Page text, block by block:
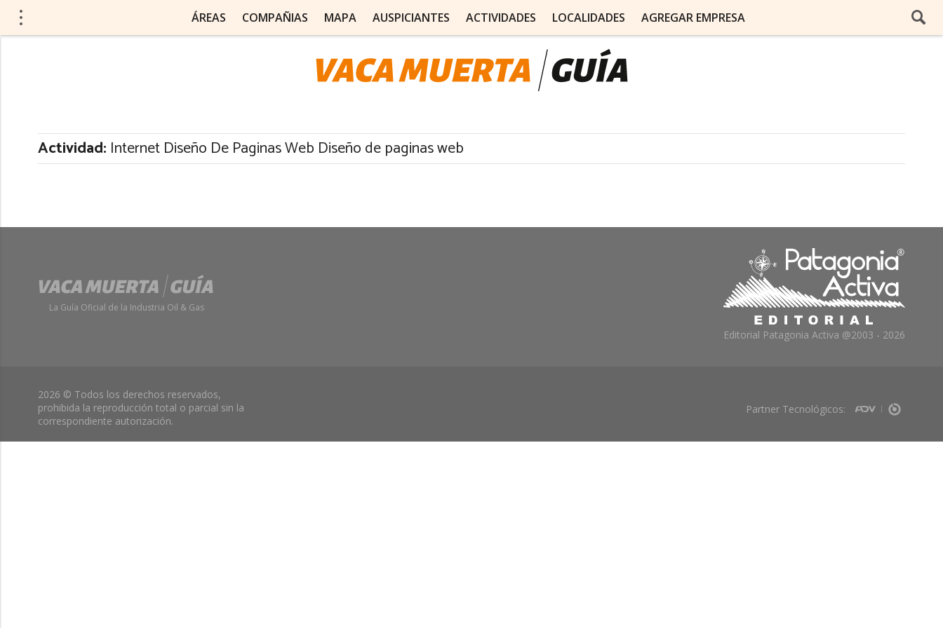
ÁREAS COMPAÑIAS MAPA AUSPICIANTES ACTIVIDADES LOCALIDADES AGREGAR EMPRESA
Actividad: Internet Diseño De Paginas Web Diseño de paginas web
La Guía Oficial de la Industria Oil & Gas
Editorial Patagonia Activa @2003 - 2026
2026 © Todos los derechos reservados,
prohibida la reproducción total o parcial sin la
correspondiente autorización.
Partner Tecnológicos: